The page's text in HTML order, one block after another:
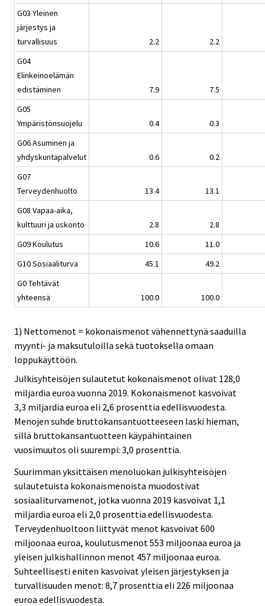
G03 Yleinen
järjestys ja
turvallisuus
2.2
2.2
G04
Elinkeinoelämän
edistäminen
7.9
7.5
G05
Ympäristönsuojelu
0.4
0.3
G06 Asuminen ja
yhdyskuntapalvelut
0.6
0.2
G07
Terveydenhuolto
13.4
13.1
G08 Vapaa-aika,
kulttuuri ja uskonto
2.8
2.8
G09 Koulutus
10.6
11.0
G10 Sosiaaliturva
45.1
49.2
G0 Tehtävät
yhteensä
100.0 100.0
1) Nettomenot = kokonaismenot vähennettynä saaduilla
myynti- ja maksutuloilla sekä tuotoksella omaan
loppukäyttöön.
Julkisyhteisöjen sulautetut kokonaismenot olivat 128,0
miljardia euroa vuonna 2019. Kokonaismenot kasvoivat
3,3 miljardia euroa eli 2,6 prosenttia edellisvuodesta.
Menojen suhde bruttokansantuotteeseen laski hieman,
sillä bruttokansantuotteen käypähintainen
vuosimuutos oli suurempi: 3,0 prosenttia.
Suurimman yksittäisen menoluokan julkisyhteisöjen
sulautetuista kokonaismenoista muodostivat
sosiaaliturvamenot, jotka vuonna 2019 kasvoivat 1,1
miljardia euroa eli 2,0 prosenttia edellisvuodesta.
Terveydenhuoltoon liittyvät menot kasvoivat 600
miljoonaa euroa, koulutusmenot 553 miljoonaa euroa ja
yleisen julkishallinnon menot 457 miljoonaa euroa.
Suhteellisesti eniten kasvoivat yleisen järjestyksen ja
turvallisuuden menot: 8,7 prosenttia eli 226 miljoonaa
euroa edellisvuodesta.